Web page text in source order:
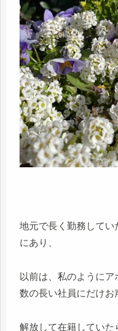
地元で長く勤務してい
にあり、
以前は、私のように
数の長い社員にだけお
解放して在籍していた